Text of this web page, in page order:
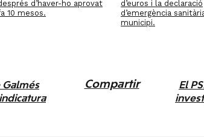
d’haver-ho aprovat
10 mesos.
d’euros i la declaració
d’emergència
municipi.
Galmés
Compartir
El